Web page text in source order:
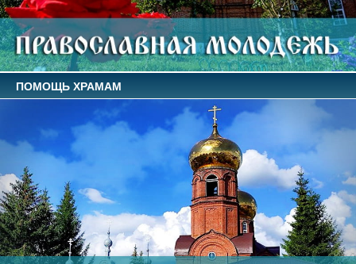
ПОМОЩЬ ХРАМАМ